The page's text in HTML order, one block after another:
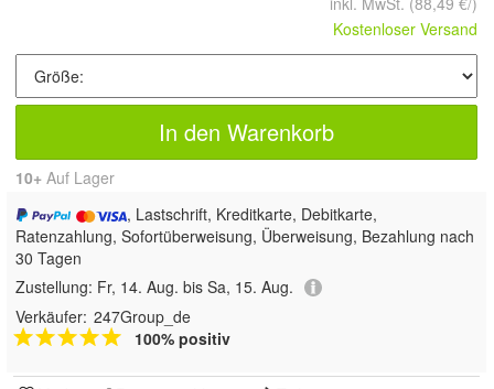
Kostenloser Versand
In den Warenkorb
10+ Auf Lager
, Lastschrift, Kreditkarte, Debitkarte,
Ratenzahlung, Sofortüberweisung, Überweisung, Bezahlung nach
30 Tagen
Zustellung: Fr, 14. Aug. bis Sa, 15. Aug.
Verkäufer: 247Group_de
100% positiv